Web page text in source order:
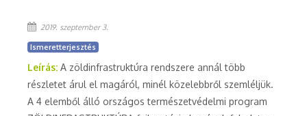
2019. szeptember 3.
Ismeretterjesztés
Leírás: A zöldinfrastruktúra rendszere annál több
részletet árul el magáról, minél közelebbről szemléljük.
A 4 elemből álló országos természetvédelmi program